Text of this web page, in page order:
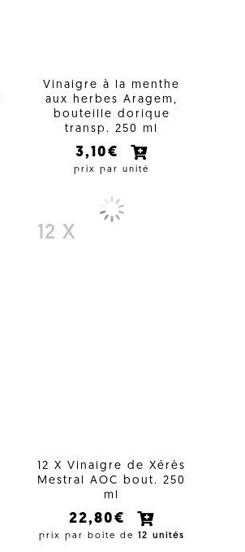
Vinaigre à la menthe
aux herbes Aragem,
bouteille dorique
transp. 250 ml
3,10€
prix par unité
12 X
12 X Vinaigre de Xérès
Mestral AOC bout. 250
ml
22,80€
prix par boîte de 12 unités